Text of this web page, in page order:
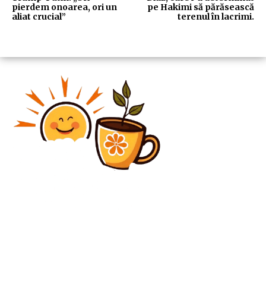
pierdem onoarea, ori un
aliat crucial”
pe Hakimi să părăsească
terenul în lacrimi.